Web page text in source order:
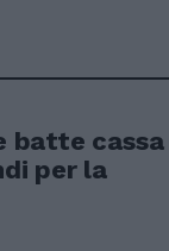
batte cassa
per la